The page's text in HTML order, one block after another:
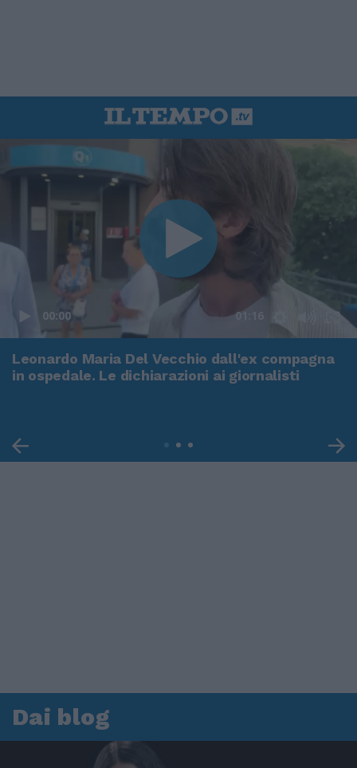
00:00 01:16
Leonardo Maria Del Vecchio dall'ex compagna
in ospedale. Le dichiarazioni ai giornalisti
Dai blog